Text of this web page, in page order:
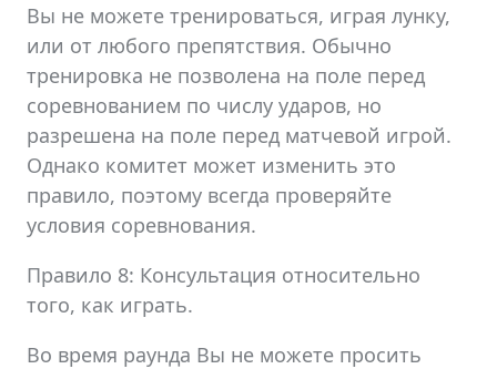
Вы не можете тренироваться, играя лунку,
или от любого препятствия. Обычно
тренировка не позволена на поле перед
соревнованием по числу ударов, но
разрешена на поле перед матчевой игрой.
Однако комитет может изменить это
правило, поэтому всегда проверяйте
условия соревнования.
Правило 8: Консультация относительно
того, как играть.
Во время раунда Вы не можете просить